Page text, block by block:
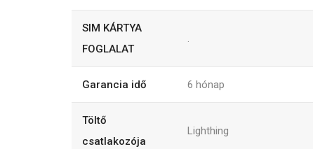
SIM KÁRTYA
FOGLALAT
.
Garancia idő 6 hónap
Töltő
csatlakozója
Lighthing